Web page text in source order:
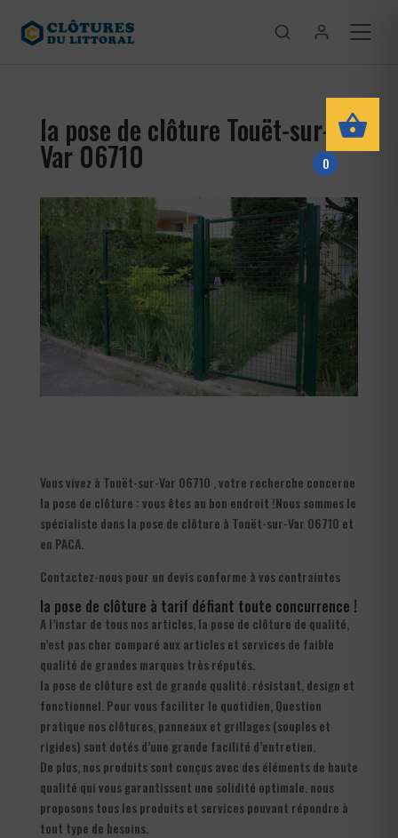
la pose de clôture Touët-sur-
Var 06710
Vous vivez à Touët-sur-Var 06710 , votre recherche concerne
la pose de clôture : vous êtes au bon endroit !Nous sommes le
spécialiste dans la pose de clôture à Touët-sur-Var 06710 et
en PACA.
Contactez-nous pour un devis conforme à vos contraintes
la pose de clôture à tarif défiant toute concurrence !
A l’instar de tous nos articles, la pose de clôture de qualité,
n’est pas cher comparé aux articles et services de faible
qualité de grandes marques très réputés.
la pose de clôture est de grande qualité. résistant, design et
fonctionnel. Pour vous faciliter le quotidien, Question
pratique nos clôtures, panneaux et grillages (souples et
rigides) sont dotés d’une grande facilité d’entretien.
De plus, nos produits sont conçus avec des éléments de haute
qualité qui vous garantissent une solidité optimale. nous
proposons tous les produits et services pouvant répondre à
tout type de besoins.
0